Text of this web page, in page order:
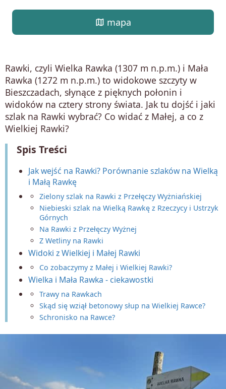
map mapa
Rawki, czyli Wielka Rawka (1307 m n.p.m.) i Mała
Rawka (1272 m n.p.m.) to widokowe szczyty w
Bieszczadach, słynące z pięknych połonin i
widoków na cztery strony świata. Jak tu dojść i jaki
szlak na Rawki wybrać? Co widać z Małej, a co z
Wielkiej Rawki?
Spis Treści
Jak wejść na Rawki? Porównanie szlaków na Wielką
i Małą Rawkę
Zielony szlak na Rawki z Przełęczy Wyżniańskiej
Niebieski szlak na Wielką Rawkę z Rzeczycy i Ustrzyk
Górnych
Na Rawki z Przełęczy Wyżnej
Z Wetliny na Rawki
Widoki z Wielkiej i Małej Rawki
Co zobaczymy z Małej i Wielkiej Rawki?
Wielka i Mała Rawka - ciekawostki
Trawy na Rawkach
Skąd się wziął betonowy słup na Wielkiej Rawce?
Schronisko na Rawce?